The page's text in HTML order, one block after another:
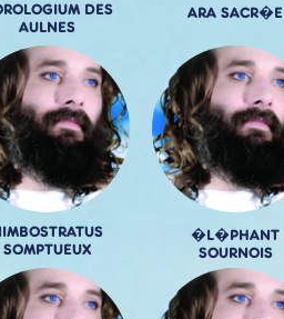
DES
AULNES
ARA SACR�E
SOMPTUEUX
�L�PHANT
SOURNOIS